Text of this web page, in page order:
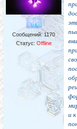
Сообщений:1170
Статус: Offline
и